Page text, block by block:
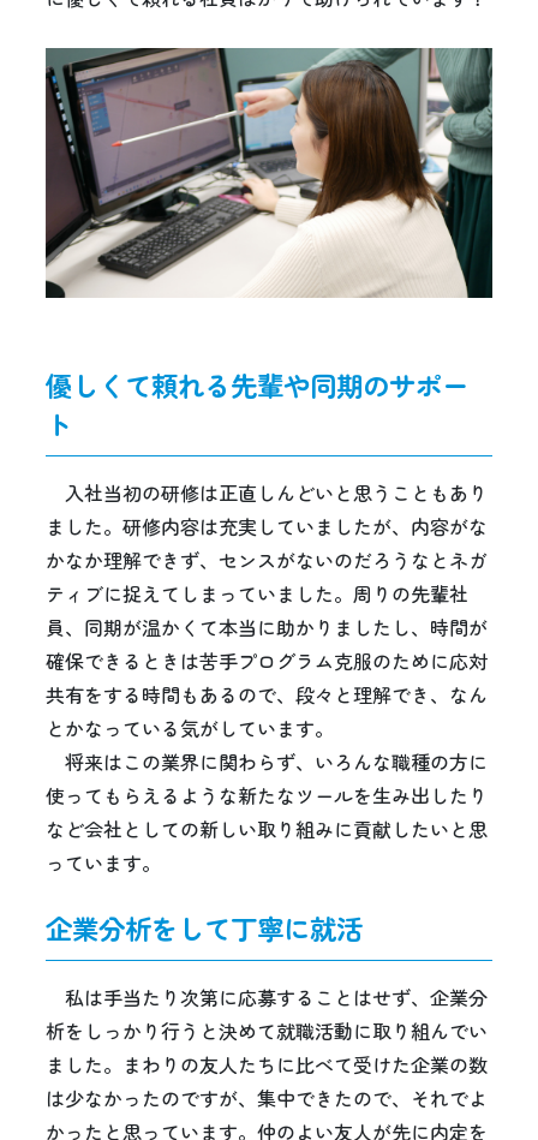
優しくて頼れる先輩や同期のサポー
ト
入社当初の研修は正直しんどいと思うこともあり
ました。研修内容は充実していましたが、内容がな
かなか理解できず、センスがないのだろうなとネガ
ティブに捉えてしまっていました。周りの先輩社
員、同期が温かくて本当に助かりましたし、時間が
確保できるときは苦手プログラム克服のために応対
共有をする時間もあるので、段々と理解でき、なん
とかなっている気がしています。
将来はこの業界に関わらず、いろんな職種の方に
使ってもらえるような新たなツールを生み出したり
など会社としての新しい取り組みに貢献したいと思
っています。
企業分析をして丁寧に就活
私は手当たり次第に応募することはせず、企業分
析をしっかり行うと決めて就職活動に取り組んでい
ました。まわりの友人たちに比べて受けた企業の数
は少なかったのですが、集中できたので、それでよ
かったと思っています。仲のよい友人が先に内定を